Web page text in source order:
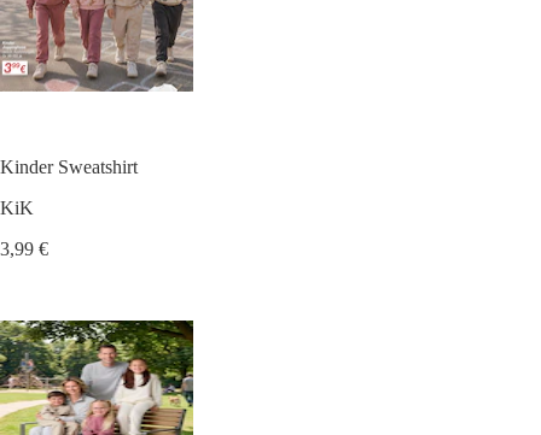
Kinder Sweatshirt
KiK
3,99 €